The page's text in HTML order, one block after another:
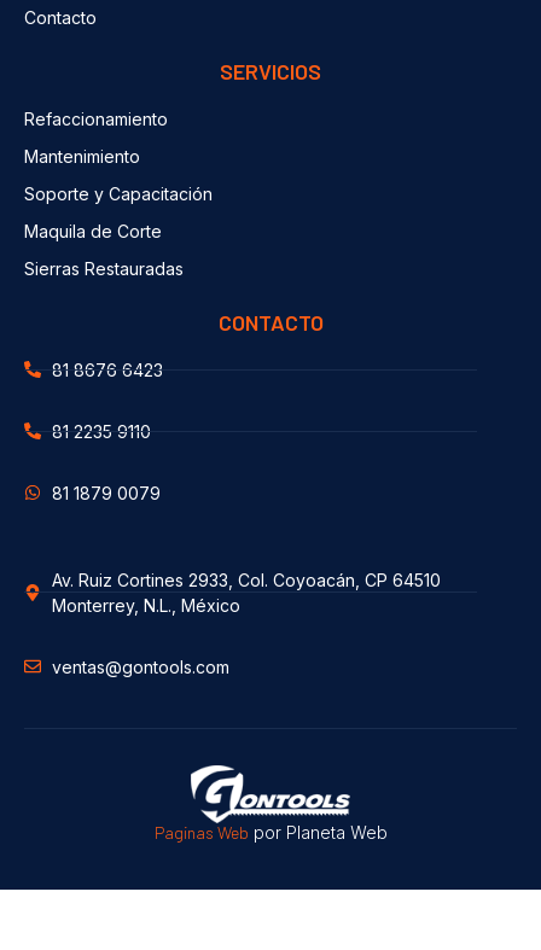
Contacto
SERVICIOS
Refaccionamiento
Mantenimiento
Soporte y Capacitación
Maquila de Corte
Sierras Restauradas
CONTACTO
81 8676 6423
81 2235 9110
81 1879 0079
Av. Ruiz Cortines 2933, Col. Coyoacán, CP 64510
Monterrey, N.L., México
ventas@gontools.com
Paginas Web por Planeta Web